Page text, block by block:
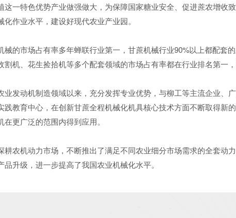
这一特色优势产业做强做大，为保障国家糖业安全、促进蔗农增收
化作业水平，建设好现代农业产业园。
械的市场占有率多年蝉联行业第一，甘蔗机械行业90%以上都配套
割机、花生捡拾机等多个配套领域的市场占有率都在行业排名第一
业发动机制造领域以来，充分发挥专业优势，与柳工等主流企业、
践教育中心，在创新甘蔗全程机械化机具核心技术方面不断取得新
更广泛的范围内得到应用。
耕农机动力市场，不断推出了满足不同农业细分市场需求的全套动
升级，进一步提高了我国农业机械化水平。